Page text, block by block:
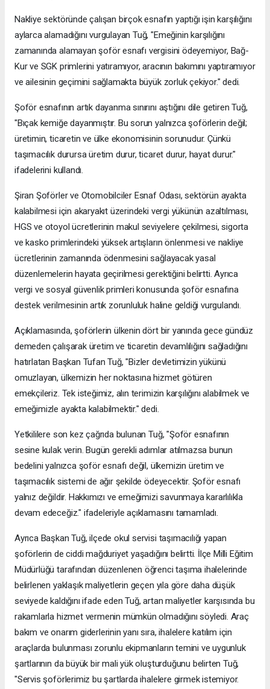
Nakliye sektöründe çalışan birçok esnafın yaptığı işin karşılığını
aylarca alamadığını vurgulayan Tuğ, "Emeğinin karşılığını
zamanında alamayan şoför esnafı vergisini ödeyemiyor, Bağ-
Kur ve SGK primlerini yatıramıyor, aracının bakımını yaptıramıyor
ve ailesinin geçimini sağlamakta büyük zorluk çekiyor." dedi.
Şoför esnafının artık dayanma sınırını aştığını dile getiren Tuğ,
"Bıçak kemiğe dayanmıştır. Bu sorun yalnızca şoförlerin değil;
üretimin, ticaretin ve ülke ekonomisinin sorunudur. Çünkü
taşımacılık durursa üretim durur, ticaret durur, hayat durur."
ifadelerini kullandı.
Şiran Şoförler ve Otomobilciler Esnaf Odası, sektörün ayakta
kalabilmesi için akaryakıt üzerindeki vergi yükünün azaltılması,
HGS ve otoyol ücretlerinin makul seviyelere çekilmesi, sigorta
ve kasko primlerindeki yüksek artışların önlenmesi ve nakliye
ücretlerinin zamanında ödenmesini sağlayacak yasal
düzenlemelerin hayata geçirilmesi gerektiğini belirtti. Ayrıca
vergi ve sosyal güvenlik primleri konusunda şoför esnafına
destek verilmesinin artık zorunluluk haline geldiği vurgulandı.
Açıklamasında, şoförlerin ülkenin dört bir yanında gece gündüz
demeden çalışarak üretim ve ticaretin devamlılığını sağladığını
hatırlatan Başkan Tufan Tuğ, "Bizler devletimizin yükünü
omuzlayan, ülkemizin her noktasına hizmet götüren
emekçileriz. Tek isteğimiz, alın terimizin karşılığını alabilmek ve
emeğimizle ayakta kalabilmektir." dedi.
Yetkililere son kez çağrıda bulunan Tuğ, "Şoför esnafının
sesine kulak verin. Bugün gerekli adımlar atılmazsa bunun
bedelini yalnızca şoför esnafı değil, ülkemizin üretim ve
taşımacılık sistemi de ağır şekilde ödeyecektir. Şoför esnafı
yalnız değildir. Hakkımızı ve emeğimizi savunmaya kararlılıkla
devam edeceğiz." ifadeleriyle açıklamasını tamamladı.
Ayrıca Başkan Tuğ, ilçede okul servisi taşımacılığı yapan
şoförlerin de ciddi mağduriyet yaşadığını belirtti. İlçe Milli Eğitim
Müdürlüğü tarafından düzenlenen öğrenci taşıma ihalelerinde
belirlenen yaklaşık maliyetlerin geçen yıla göre daha düşük
seviyede kaldığını ifade eden Tuğ, artan maliyetler karşısında bu
rakamlarla hizmet vermenin mümkün olmadığını söyledi. Araç
bakım ve onarım giderlerinin yanı sıra, ihalelere katılım için
araçlarda bulunması zorunlu ekipmanların temini ve uygunluk
şartlarının da büyük bir mali yük oluşturduğunu belirten Tuğ,
"Servis şoförlerimiz bu şartlarda ihalelere girmek istemiyor.